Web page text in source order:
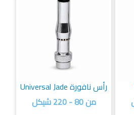
رأس نافورة Universal Jade
من 80 - 220 شيكل